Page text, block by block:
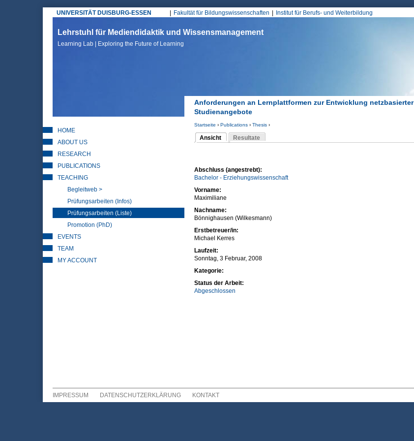
UNIVERSITÄT DUISBURG-ESSEN
Hauptmenü
Fakultät für Bildungswissenschaften Institut für Berufs- und Weiterbildung
Lehrstuhl für Mediendidaktik und Wissensmanagement
Learning Lab | Exploring the Future of Learning
Anforderungen an Lernplattformen zur Entwicklung netzbasierter
Studienangebote
Sie sind hier
Startseite › Publications› Thesis›
Ansicht
(aktiver Reiter)
Resultate
Abschluss (angestrebt):
Bachelor - Erziehungswissenschaft
Vorname:
Maximiliane
Nachname:
Bönnighausen (Wilkesmann)
Erstbetreuer/in:
Michael Kerres
Laufzeit:
Sonntag, 3 Februar, 2008
Kategorie:
Status der Arbeit:
Abgeschlossen
HOME
ABOUT US
RESEARCH
PUBLICATIONS
TEACHING
Begleitweb >
Prüfungsarbeiten (Infos)
Prüfungsarbeiten (Liste)
Promotion (PhD)
EVENTS
TEAM
MY ACCOUNT
IMPRESSUM DATENSCHUTZERKLÄRUNG KONTAKT